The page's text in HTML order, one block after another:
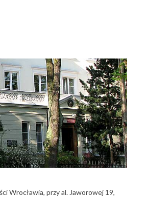
Wrocławia, przy al. Jaworowej 19,